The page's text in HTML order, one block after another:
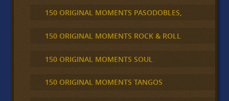
150 ORIGINAL MOMENTS PASODOBLES,
150 ORIGINAL MOMENTS ROCK & ROLL
150 ORIGINAL MOMENTS SOUL
150 ORIGINAL MOMENTS TANGOS